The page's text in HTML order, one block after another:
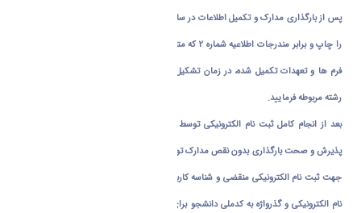
پس از بارگذاری مدارک و تکمیل اطلاعات در سامانه گلستان ، لازم است فرم اطلاعات پذیرش
را چاپ و برابر مندرجات اطلاعیه شماره 2 که متعاقبا
فرم ها و تعهدات تکمیل شده، در زمان تشکیل پرونده و ثبت نام حضوری تحویل کارشناس
رشته مربوطه فرمایید.
بعد از انجام کامل ثبت نام الکترونیکی توسط پذیرفته شده و پس از تایید نهایی اطلاعات
پذیرش و صحت بارگذاری بدون نقص مدارک توسط کارشناس رشته مربوطه ،
جهت ثبت نام الکترونیکی منقضی و شناسه کاربری به شماره دانشجویی دریافت شده در ثبت
نام الکترونیکی و گذرواژه به کدملی دانشجو برای ورود به سامانه گلستان دانشگاه اراک تغییر